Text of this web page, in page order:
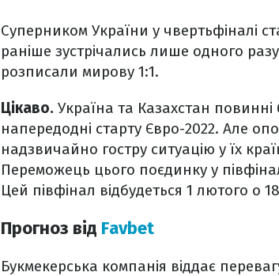
Суперником України у чвертьфіналі
раніше зустрічались лише одного
розписали мирову 1:1.
Цікаво. Україна та Казахстан
напередодні старту Євро-2022. Але
надзвичайно гостру ситуацію у їх
Переможець цього поєдинку у
Цей півфінал відбудеться 1 лютого о
Прогноз від Favbet
Букмекерська компанія віддає